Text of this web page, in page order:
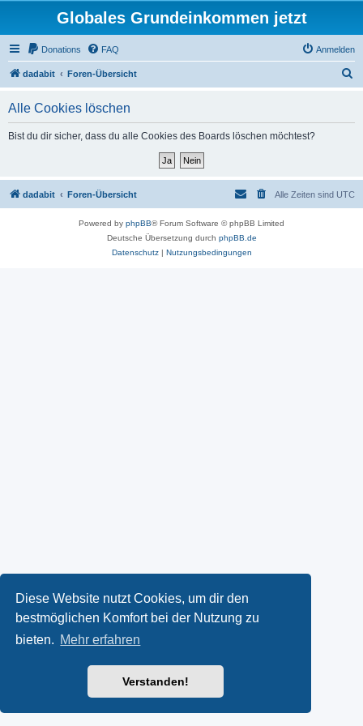
Diese Website nutzt Cookies, um dir den
bestmöglichen Komfort bei der Nutzung zu
bieten. Mehr erfahren
Verstanden!
Globales Grundeinkommen jetzt
Donations FAQ Anmelden
dadabit Foren-Übersicht
Alle Cookies löschen
Bist du dir sicher, dass du alle Cookies des Boards löschen möchtest?
dadabit Foren-Übersicht Alle Zeiten sind UTC
Powered by phpBB® Forum Software © phpBB Limited
Deutsche Übersetzung durch phpBB.de
Datenschutz| Nutzungsbedingungen